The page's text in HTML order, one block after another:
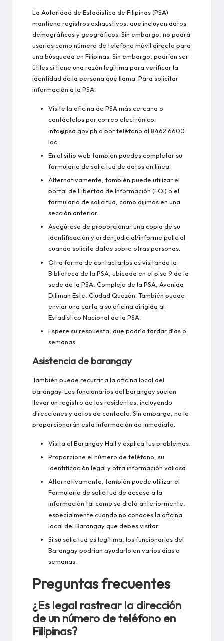
La Autoridad de Estadística de Filipinas (PSA)
mantiene registros exhaustivos, que incluyen datos
demográficos y geográficos. Sin embargo, no podrá
usarlos como número de teléfono móvil directo para
una búsqueda en Filipinas. Sin embargo, podrían ser
útiles si tiene una razón legítima para verificar la
identidad de la persona que llama. Para solicitar
información a la PSA:
Visite la oficina de PSA más cercana o
contáctelos por correo electrónico:
info@psa.gov.ph o por teléfono al 8462 6600
loc.
En el sitio web también puedes completar su
formulario de solicitud de datos en línea
Alternativamente, también puede utilizar el
portal de Libertad de Información (FOI) o el
formulario de solicitud, como dijimos en una
sección anterior.
Asegúrese de proporcionar una copia de su
identificación y orden judicial/informe policial
cuando solicite datos sobre otras personas.
Otra forma de contactarlos es visitando la
Biblioteca de la PSA, ubicada en el piso 9 de la
sede de la PSA, Complejo de la PSA, Avenida
Diliman Este, Ciudad Quezón. También puede
enviar una carta a su oficina dirigida al
Estadístico Nacional de la PSA.
Espere su respuesta, que podría tardar días o
semanas.
Asistencia de barangay
También puede recurrir a la oficina local del
barangay. Los funcionarios del barangay suelen
llevar un registro de los residentes, incluyendo
direcciones y datos de contacto. Sin embargo, no le
proporcionarán esta información de inmediato.
Visita el Barangay Hall y explica tus problemas.
Proporcione el número de teléfono, su
identificación legal y otra información valiosa.
Alternativamente, también puede utilizar el
Formulario de solicitud de acceso a la
información tal como se dictó anteriormente
especialmente cuando no conoces la oficina
local del Barangay que debes visitar.
Si su solicitud es legítima, los funcionarios del
Barangay podrían ayudarlo en varios días o
semanas.
Preguntas frecuentes
¿Es legal rastrear la dirección
de un número de teléfono en
Filipinas?